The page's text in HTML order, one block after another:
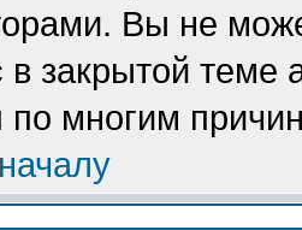
Вы не
закрытой теме
по многим